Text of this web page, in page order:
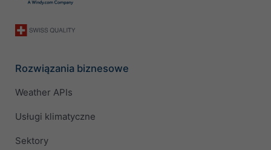
Rozwiązania biznesowe
Weather APIs
Usługi klimatyczne
Sektory